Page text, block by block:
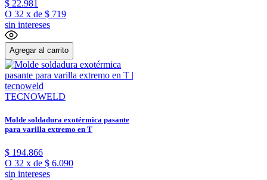
$ 22.981
O 32 x de $ 719
sin intereses
Agregar al carrito
TECNOWELD
Molde soldadura exotérmica pasante
para varilla extremo en T
$ 194.866
O 32 x de $ 6.090
sin intereses